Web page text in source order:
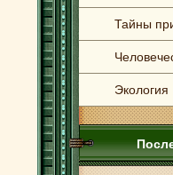
Тайны
Экология